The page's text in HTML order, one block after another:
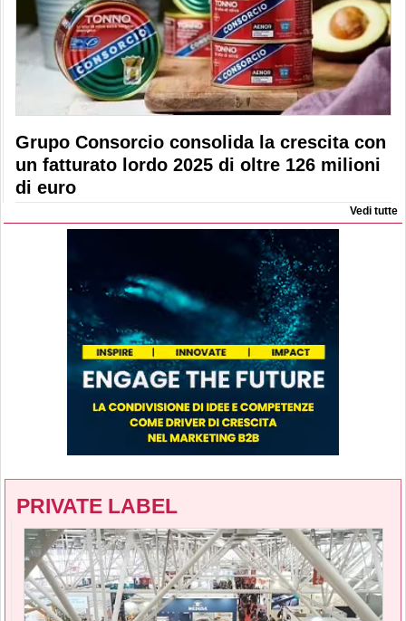
Grupo Consorcio consolida la crescita con
un fatturato lordo 2025 di oltre 126 milioni
di euro
Vedi tutte
PRIVATE LABEL